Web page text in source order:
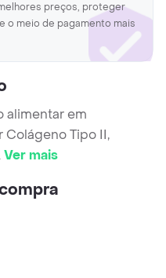
preços, proteger
o meio de pagamento mais
alimentar em
Tipo II,
Ver mais